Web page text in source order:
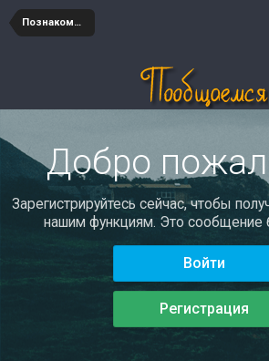
Познакомлюсь
Добро
Зарегистрируйтесь сейчас, чтобы
нашим функциям. Это сообщение
Войти
Регистрация